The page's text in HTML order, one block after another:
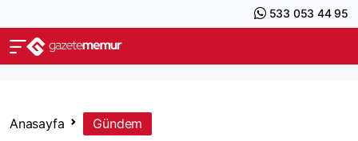
533 053 44 95
Anasayfa Gündem